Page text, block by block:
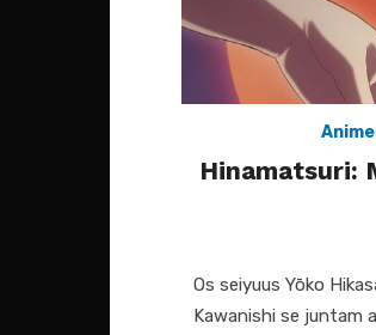
Hinamatsuri:
Os seiyuus Yōko
Kawanishi se juntam